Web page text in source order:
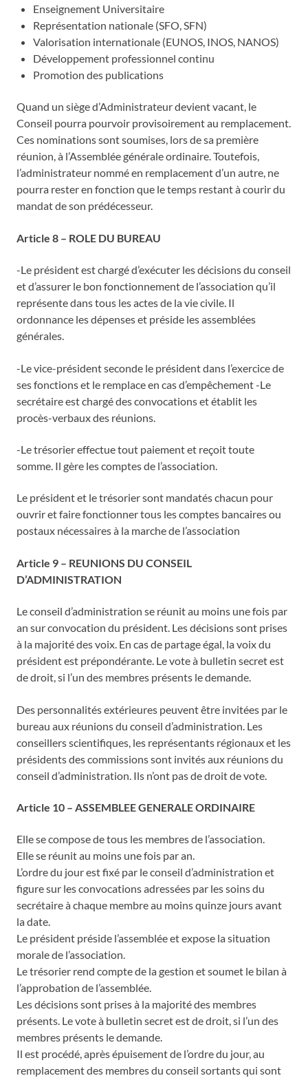
Enseignement Universitaire
Représentation nationale (SFO, SFN)
Valorisation internationale (EUNOS, INOS, NANOS)
Développement professionnel continu
Promotion des publications
Quand un siège d’Administrateur devient vacant, le
Conseil pourra pourvoir provisoirement au remplacement.
Ces nominations sont soumises, lors de sa première
réunion, à l’Assemblée générale ordinaire. Toutefois,
l’administrateur nommé en remplacement d’un autre, ne
pourra rester en fonction que le temps restant à courir du
mandat de son prédécesseur.
Article 8 – ROLE DU BUREAU
-Le président est chargé d’exécuter les décisions du conseil
et d’assurer le bon fonctionnement de l’association qu’il
représente dans tous les actes de la vie civile. Il
ordonnance les dépenses et préside les assemblées
générales.
-Le vice-président seconde le président dans l’exercice de
ses fonctions et le remplace en cas d’empêchement -Le
secrétaire est chargé des convocations et établit les
procès-verbaux des réunions.
-Le trésorier effectue tout paiement et reçoit toute
somme. Il gère les comptes de l’association.
Le président et le trésorier sont mandatés chacun pour
ouvrir et faire fonctionner tous les comptes bancaires ou
postaux nécessaires à la marche de l’association
Article 9 – REUNIONS DU CONSEIL
D’ADMINISTRATION
Le conseil d’administration se réunit au moins une fois par
an sur convocation du président. Les décisions sont prises
à la majorité des voix. En cas de partage égal, la voix du
président est prépondérante. Le vote à bulletin secret est
de droit, si l’un des membres présents le demande.
Des personnalités extérieures peuvent être invitées par le
bureau aux réunions du conseil d’administration. Les
conseillers scientifiques, les représentants régionaux et les
présidents des commissions sont invités aux réunions du
conseil d’administration. Ils n’ont pas de droit de vote.
Article 10 – ASSEMBLEE GENERALE ORDINAIRE
Elle se compose de tous les membres de l’association.
Elle se réunit au moins une fois par an.
L’ordre du jour est fixé par le conseil d’administration et
figure sur les convocations adressées par les soins du
secrétaire à chaque membre au moins quinze jours avant
la date.
Le président préside l’assemblée et expose la situation
morale de l’association.
Le trésorier rend compte de la gestion et soumet le bilan à
l’approbation de l’assemblée.
Les décisions sont prises à la majorité des membres
présents. Le vote à bulletin secret est de droit, si l’un des
membres présents le demande.
Il est procédé, après épuisement de l’ordre du jour, au
remplacement des membres du conseil sortants qui sont